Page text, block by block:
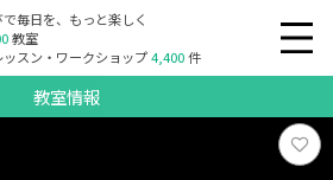
毎日を、もっと楽しく
教室
ッスン・ワークショップ4,400件
教室情報